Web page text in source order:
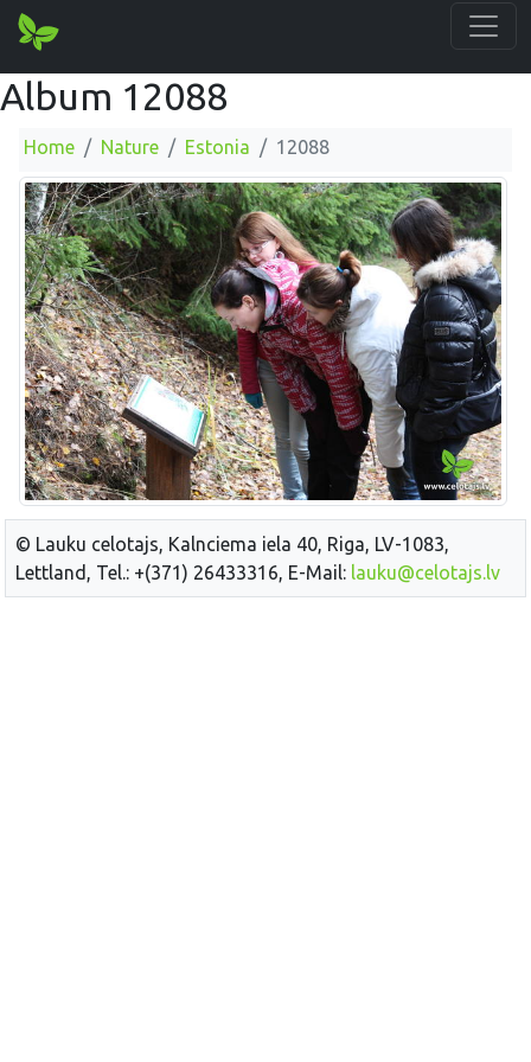
Album 12088
Home Nature Estonia 12088
© Lauku celotajs, Kalnciema iela 40, Riga, LV-1083,
Lettland, Tel.: +(371) 26433316, E-Mail: lauku@celotajs.lv